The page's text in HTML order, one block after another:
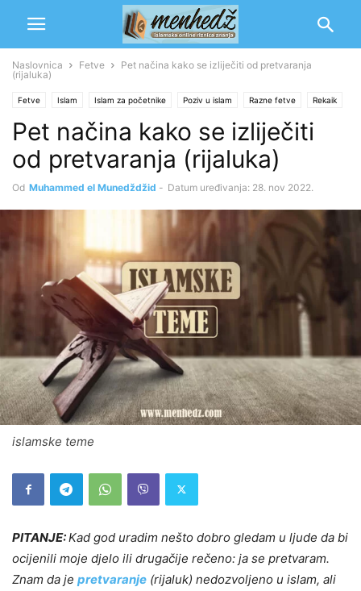
Naslovnica Fetve
Pet načina kako se izliječiti od pretvaranja
(rijaluka)
Fetve Islam Islam za početnike Poziv u islam Razne fetve Rekaik
Pet načina kako se izliječiti
od pretvaranja (rijaluka)
Od Muhammed el Munedždžid - Datum uređivanja: 28. nov 2022.
islamske teme
PITANJE:Kad god uradim nešto dobro gledam u ljude da bi
ocijenili moje djelo ili drugačije rečeno: ja se pretvaram.
Znam da je pretvaranje (rijaluk) nedozvoljeno u islam, ali